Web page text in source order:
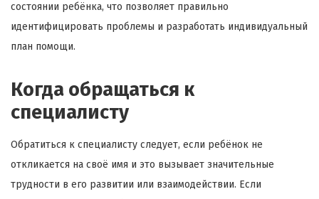
состоянии ребёнка, что позволяет правильно
идентифицировать проблемы и разработать индивидуальный
план помощи.
Когда обращаться к
специалисту
Обратиться к специалисту следует, если ребёнок не
откликается на своё имя и это вызывает значительные
трудности в его развитии или взаимодействии. Если